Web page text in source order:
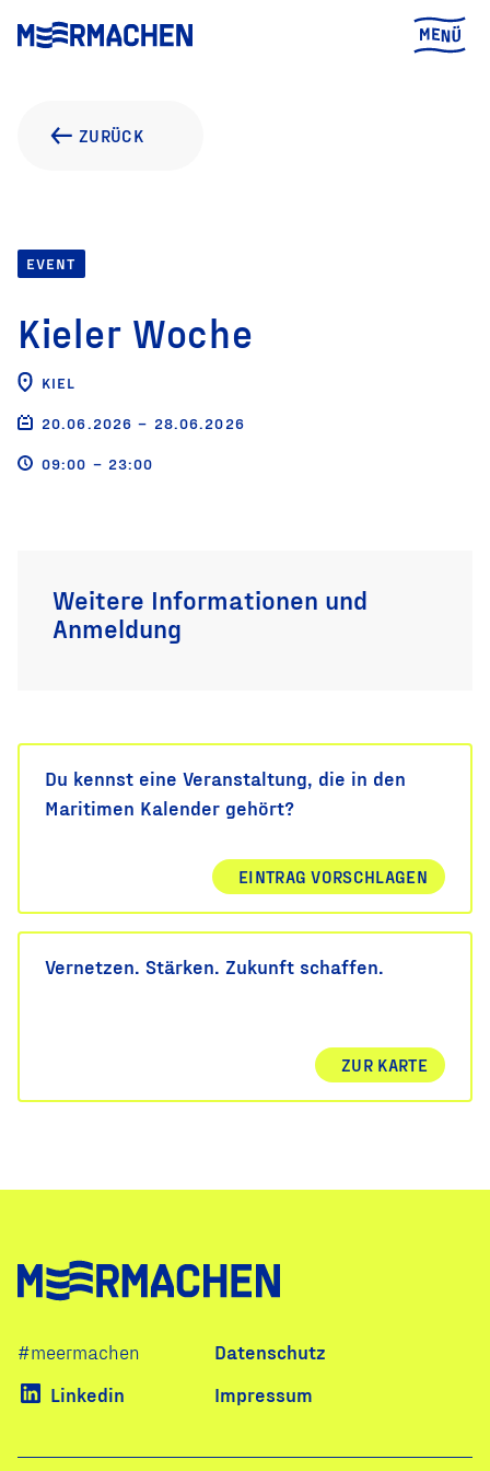
ZURÜCK
EVENT
Kieler Woche
KIEL
20.06.2026 – 28.06.2026
09:00 – 23:00
Weitere Informationen und
Anmeldung
Du kennst eine Veranstaltung, die in den
Maritimen Kalender gehört?
EINTRAG VORSCHLAGEN
Vernetzen. Stärken. Zukunft schaffen.
ZUR KARTE
#meermachen
Linkedin
Navigation
Datenschutz
Impressum